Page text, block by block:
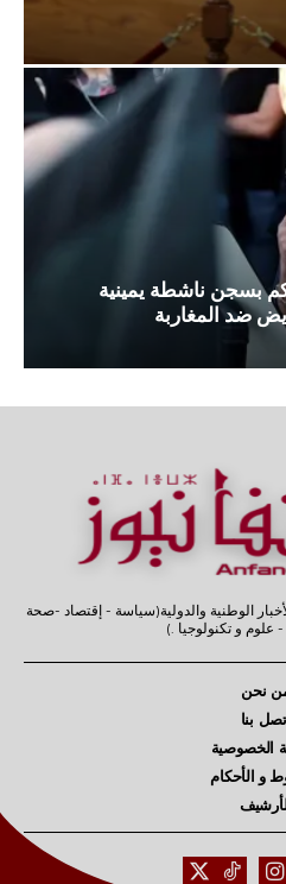
بسجن ناشطة يمينية
ضد المغاربة
الوطنية والدولية(سياسة - إقتصاد -صحة
و تكنولوجيا .)
نحن
بنا
الخصوصية
و الأحكام